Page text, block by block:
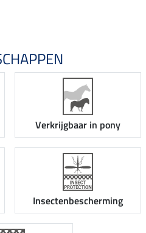
Verkrijgbaar in pony
Insectenbescherming